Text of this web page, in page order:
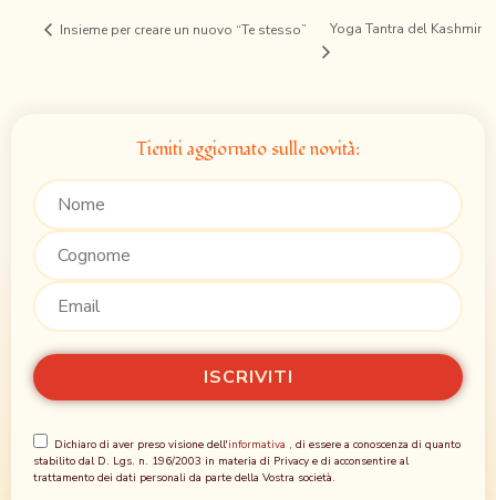
Insieme per creare un nuovo “Te stesso” Yoga Tantra del Kashmir
Tieniti aggiornato sulle novità:
Dichiaro di aver preso visione dell'informativa , di essere a conoscenza di quanto
stabilito dal D. Lgs. n. 196/2003 in materia di Privacy e di acconsentire al
trattamento dei dati personali da parte della Vostra società.